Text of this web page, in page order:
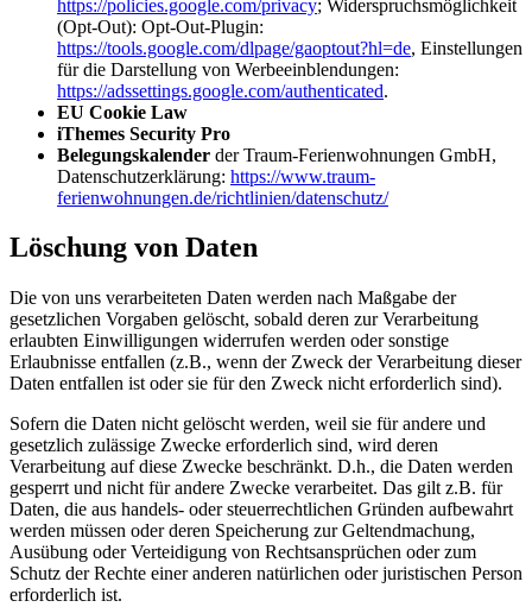
https://policies.google.com/privacy; Widerspruchsmöglichkeit
(Opt-Out): Opt-Out-Plugin:
https://tools.google.com/dlpage/gaoptout?hl=de, Einstellungen
für die Darstellung von Werbeeinblendungen:
https://adssettings.google.com/authenticated.
EU Cookie Law
iThemes Security Pro
Belegungskalender der Traum-Ferienwohnungen GmbH,
Datenschutzerklärung: https://www.traum-
ferienwohnungen.de/richtlinien/datenschutz/
Löschung von Daten
Die von uns verarbeiteten Daten werden nach Maßgabe der
gesetzlichen Vorgaben gelöscht, sobald deren zur Verarbeitung
erlaubten Einwilligungen widerrufen werden oder sonstige
Erlaubnisse entfallen (z.B., wenn der Zweck der Verarbeitung dieser
Daten entfallen ist oder sie für den Zweck nicht erforderlich sind).
Sofern die Daten nicht gelöscht werden, weil sie für andere und
gesetzlich zulässige Zwecke erforderlich sind, wird deren
Verarbeitung auf diese Zwecke beschränkt. D.h., die Daten werden
gesperrt und nicht für andere Zwecke verarbeitet. Das gilt z.B. für
Daten, die aus handels- oder steuerrechtlichen Gründen aufbewahrt
werden müssen oder deren Speicherung zur Geltendmachung,
Ausübung oder Verteidigung von Rechtsansprüchen oder zum
Schutz der Rechte einer anderen natürlichen oder juristischen Person
erforderlich ist.